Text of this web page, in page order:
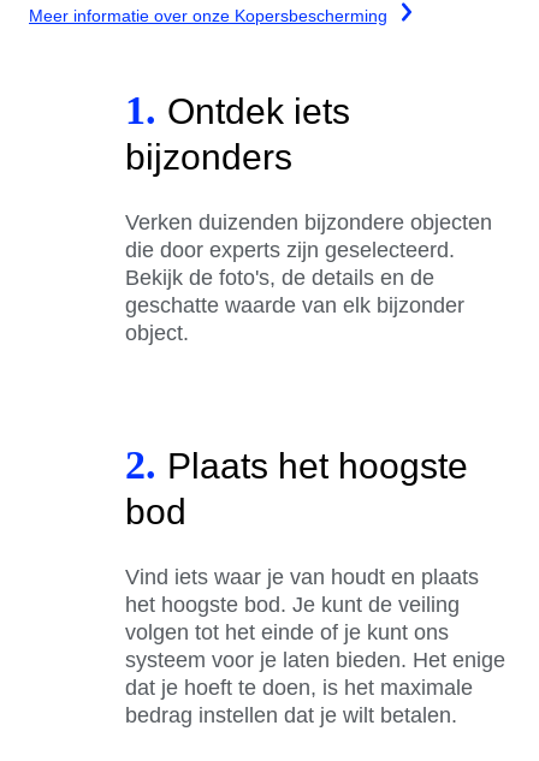
Meer informatie over onze Kopersbescherming
1. Ontdek iets
bijzonders
Verken duizenden bijzondere objecten
die door experts zijn geselecteerd.
Bekijk de foto's, de details en de
geschatte waarde van elk bijzonder
object.
2. Plaats het hoogste
bod
Vind iets waar je van houdt en plaats
het hoogste bod. Je kunt de veiling
volgen tot het einde of je kunt ons
systeem voor je laten bieden. Het enige
dat je hoeft te doen, is het maximale
bedrag instellen dat je wilt betalen.